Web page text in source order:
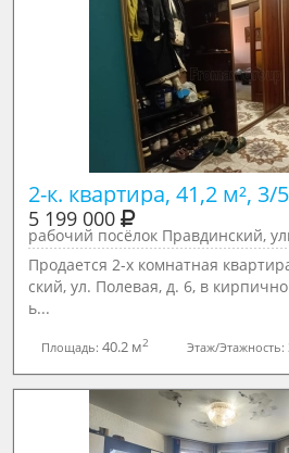
2-к. квартира, 41,2 м², 3/5
5 199 000
рабочий посёлок Правдинский,
Пpoдaетcя 2-x кoмнaтная
ский, ул. Полевая, д. 6, в
ь...
Площадь:40.2 м2 Этаж/Этажность: